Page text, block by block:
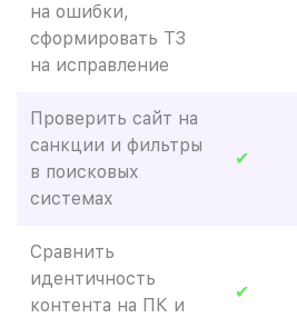
на ошибки,
сформировать ТЗ
на исправление
Проверить сайт на
санкции и фильтры
в поисковых
системах
✔
Сравнить
идентичность
контента на ПК и
✔